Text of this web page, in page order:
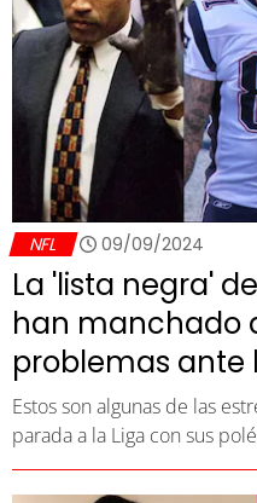
NFL 09/09/2024
La 'lista negra'
han manchado
problemas ante
Estos son algunas de las
parada a la Liga con sus